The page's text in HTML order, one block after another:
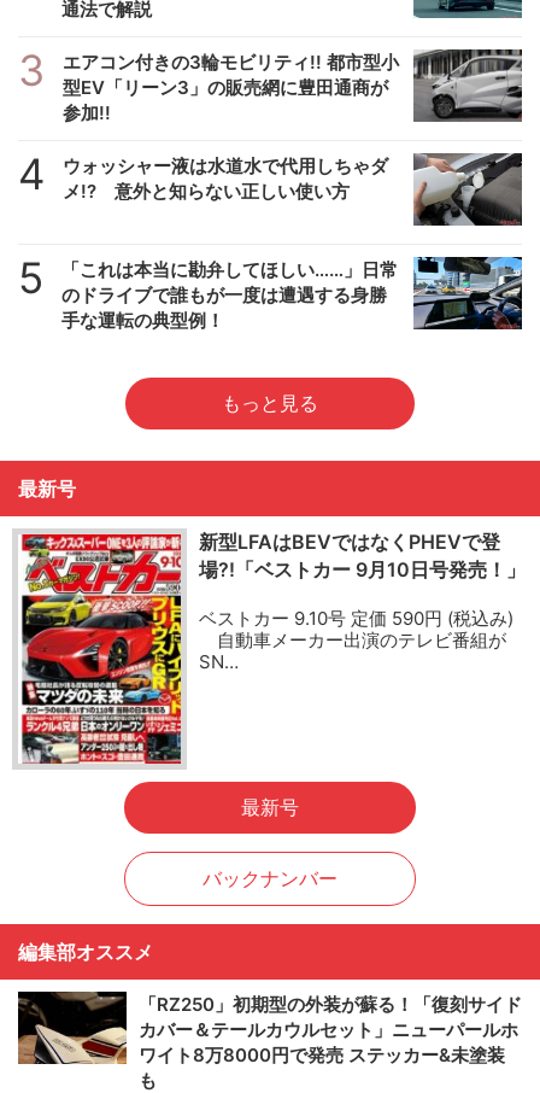
通法で解説
3
エアコン付きの3輪モビリティ!! 都市型小
型EV「リーン3」の販売網に豊田通商が
参加!!
4
ウォッシャー液は水道水で代用しちゃダ
メ!? 意外と知らない正しい使い方
5
「これは本当に勘弁してほしい……」日常
のドライブで誰もが一度は遭遇する身勝
手な運転の典型例！
もっと見る
最新号
新型LFAはBEVではなくPHEVで登
場?!「ベストカー 9月10日号発売！」
ベストカー 9.10号 定価 590円 (税込み)
自動車メーカー出演のテレビ番組が
SN…
最新号
バックナンバー
編集部オススメ
「RZ250」初期型の外装が蘇る！「復刻サイド
カバー＆テールカウルセット」ニューパールホ
ワイト8万8000円で発売 ステッカー&未塗装
も